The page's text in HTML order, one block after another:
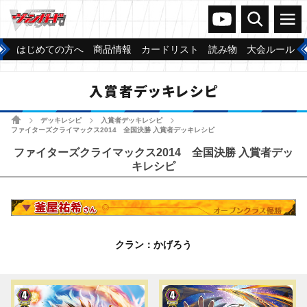
ヴァンガードch
検索 メニュー
はじめての方へ 商品情報 カードリスト 読み物 大会ルール
入賞者デッキレシピ
ホームデッキレシピ 入賞者デッキレシピ
ファイターズクライマックス2014 全国決勝 入賞者デッキレシピ
ファイターズクライマックス2014 全国決勝 入賞者デッ
キレシピ
クラン：かげろう